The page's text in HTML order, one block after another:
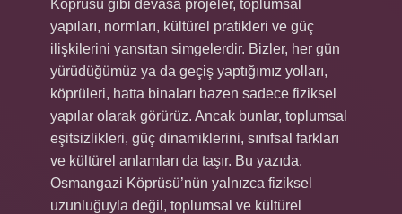
Köprüsü gibi devasa projeler, toplumsal
yapıları, normları, kültürel pratikleri ve güç
ilişkilerini yansıtan simgelerdir. Bizler, her gün
yürüdüğümüz ya da geçiş yaptığımız yolları,
köprüleri, hatta binaları bazen sadece fiziksel
yapılar olarak görürüz. Ancak bunlar, toplumsal
eşitsizlikleri, güç dinamiklerini, sınıfsal farkları
ve kültürel anlamları da taşır. Bu yazıda,
Osmangazi Köprüsü’nün yalnızca fiziksel
uzunluğuyla değil, toplumsal ve kültürel